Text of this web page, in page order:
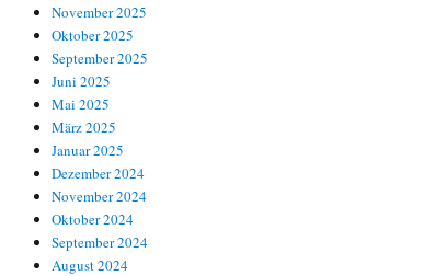
November 2025
Oktober 2025
September 2025
Juni 2025
Mai 2025
März 2025
Januar 2025
Dezember 2024
November 2024
Oktober 2024
September 2024
August 2024